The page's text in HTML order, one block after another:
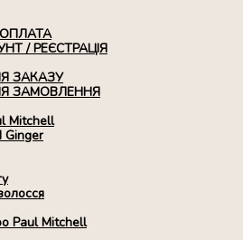
/ РЕЄСТРАЦІЯ
ЗАКАЗУ
ЗАМОВЛЕННЯ
Mitchell
Ginger
Paul Mitchell